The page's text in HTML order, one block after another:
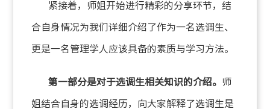
紧接着，师姐开始进行精彩的分享环节，结
合自身情况为我们详细介绍了作为一名选调生、
更是一名管理学人应该具备的素质与学习方法。
第一部分是对于选调生相关知识的介绍。 师
姐结合自身的选调经历，向大家解释了选调生是